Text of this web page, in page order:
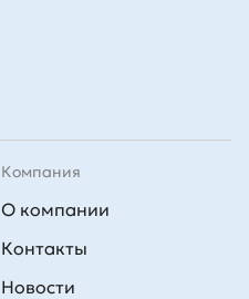
Компания
О компании
Контакты
Новости